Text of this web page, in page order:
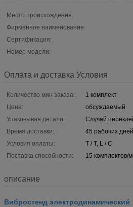
Место происхождения:
Фирменное наименование:
Сертификация:
Номер модели:
Оплата и доставка Условия
Количество мин заказа:
1 комплект
Цена:
обсуждаемый
Упаковывая детали:
Случай
Время доставки:
45 рабочих дней
Условия оплаты:
T / T, L / C
Поставка способности:
15 комплектов/
описание
Вибростенд электродинамический